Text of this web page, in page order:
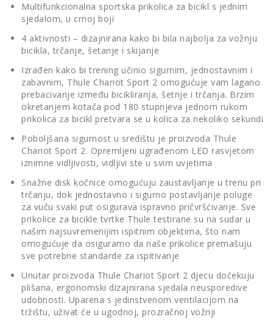
Multifunkcionalna sportska prikolica za bicikl s jednim
sjedalom, u crnoj boji
4 aktivnosti – dizajnirana kako bi bila najbolja za vožnju
bicikla, trčanje, šetanje i skijanje
Izrađen kako bi trening učinio sigurnim, jednostavnim i
zabavnim, Thule Chariot Sport 2 omogućuje vam lagano
prebacivanje između bicikliranja, šetnje i trčanja. Brzim
okretanjem kotača pod 180 stupnjeva jednom rukom
prikolica za bicikl pretvara se u kolica za nekoliko sekundi
Poboljšana sigurnost u središtu je proizvoda Thule
Chariot Sport 2. Opremljeni ugrađenom LED rasvjetom
iznimne vidljivosti, vidljivi ste u svim uvjetima
Snažne disk kočnice omogućuju zaustavljanje u trenu pri
trčanju, dok jednostavno i sigurno postavljanje poluge
za vuču svaki put osigurava ispravno pričvršćivanje. Sve
prikolice za bicikle tvrtke Thule testirane su na sudar u
našim najsuvremenijim ispitnim objektima, što nam
omogućuje da osiguramo da naše prikolice premašuju
sve potrebne standarde za ispitivanje
Unutar proizvoda Thule Chariot Sport 2 djecu dočekuju
plišana, ergonomski dizajnirana sjedala neusporedive
udobnosti. Uparena s jedinstvenom ventilacijom na
tržištu, uživat će u ugodnoj, prozračnoj vožnji